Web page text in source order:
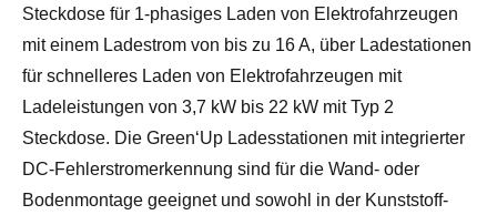
Steckdose für 1-phasiges Laden von Elektrofahrzeugen
mit einem Ladestrom von bis zu 16 A, über Ladestationen
für schnelleres Laden von Elektrofahrzeugen mit
Ladeleistungen von 3,7 kW bis 22 kW mit Typ 2
Steckdose. Die Green‘Up Ladesstationen mit integrierter
DC-Fehlerstromerkennung sind für die Wand- oder
Bodenmontage geeignet und sowohl in der Kunststoff-